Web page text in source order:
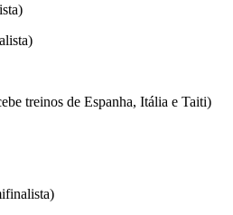
treinos de Espanha, Itália e Taiti)